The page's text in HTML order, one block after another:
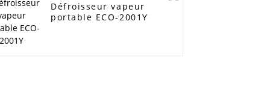
Défroisseur vapeur
portable ECO-2001Y